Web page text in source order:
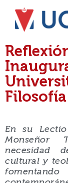
Filosofía
En su
Monseñor
necesidad
cultural y